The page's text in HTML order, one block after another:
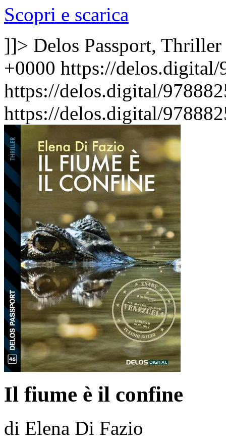
Scopri e scarica
]]> Delos Passport, Thriller
+0000 https://
https://delos.digital/
https://delos.digital/
Il fiume è il confine
di Elena Di Fazio